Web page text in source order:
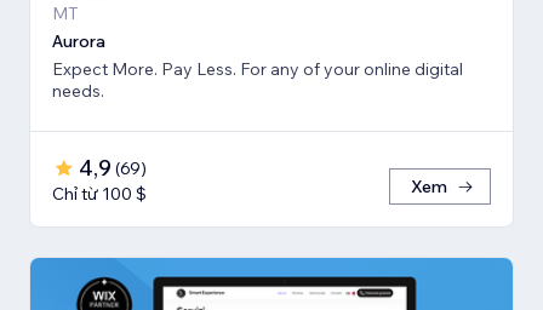
MT
Aurora
Expect More. Pay Less. For any of your online digital
needs.
4,9 (69)
Chỉ từ 100 $
Xem